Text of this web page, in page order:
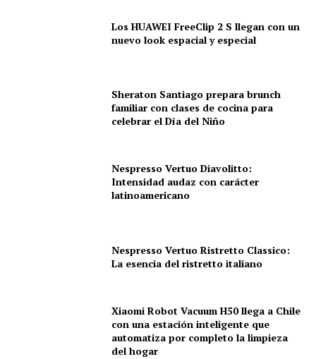
Los HUAWEI FreeClip 2 S llegan con un
nuevo look espacial y especial
Sheraton Santiago prepara brunch
familiar con clases de cocina para
celebrar el Día del Niño
Nespresso Vertuo Diavolitto:
Intensidad audaz con carácter
latinoamericano
Nespresso Vertuo Ristretto Classico:
La esencia del ristretto italiano
Xiaomi Robot Vacuum H50 llega a Chile
con una estación inteligente que
automatiza por completo la limpieza
del hogar